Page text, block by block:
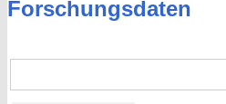
Forschungsdaten